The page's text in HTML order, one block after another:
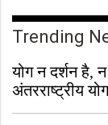
Trending
योग न दर्शन है,
अंतरराष्ट्रीय